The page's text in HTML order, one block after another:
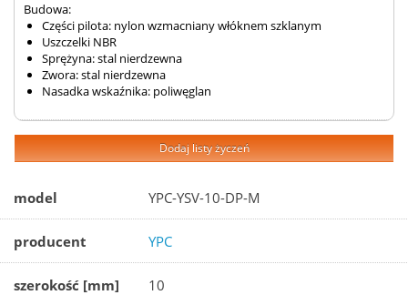
Budowa:
Części pilota: nylon wzmacniany włóknem szklanym
Uszczelki NBR
Sprężyna: stal nierdzewna
Zwora: stal nierdzewna
Nasadka wskaźnika: poliwęglan
Dodaj listy życzeń
model YPC-YSV-10-DP-M
producent YPC
szerokość [mm] 10